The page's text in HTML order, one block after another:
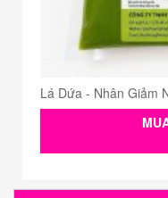
Lá Dứa - Nhân Giảm